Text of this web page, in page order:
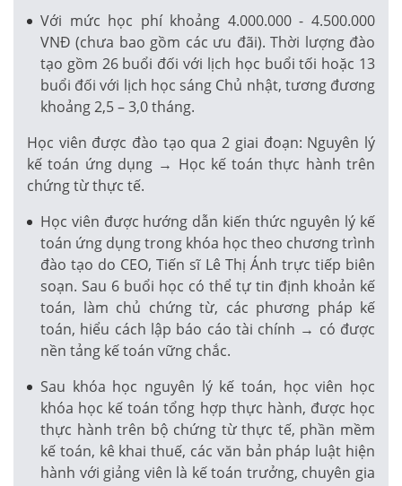
Với mức học phí khoảng 4.000.000 - 4.500.000
VNĐ (chưa bao gồm các ưu đãi). Thời lượng đào
tạo gồm 26 buổi đối với lịch học buổi tối hoặc 13
buổi đối với lịch học sáng Chủ nhật, tương đương
khoảng 2,5 – 3,0 tháng.
Học viên được đào tạo qua 2 giai đoạn: Nguyên lý
kế toán ứng dụng → Học kế toán thực hành trên
chứng từ thực tế.
Học viên được hướng dẫn kiến thức nguyên lý kế
toán ứng dụng trong khóa học theo chương trình
đào tạo do CEO, Tiến sĩ Lê Thị Ánh trực tiếp biên
soạn. Sau 6 buổi học có thể tự tin định khoản kế
toán, làm chủ chứng từ, các phương pháp kế
toán, hiểu cách lập báo cáo tài chính → có được
nền tảng kế toán vững chắc.
Sau khóa học nguyên lý kế toán, học viên học
khóa học kế toán tổng hợp thực hành, được học
thực hành trên bộ chứng từ thực tế, phần mềm
kế toán, kê khai thuế, các văn bản pháp luật hiện
hành với giảng viên là kế toán trưởng, chuyên gia